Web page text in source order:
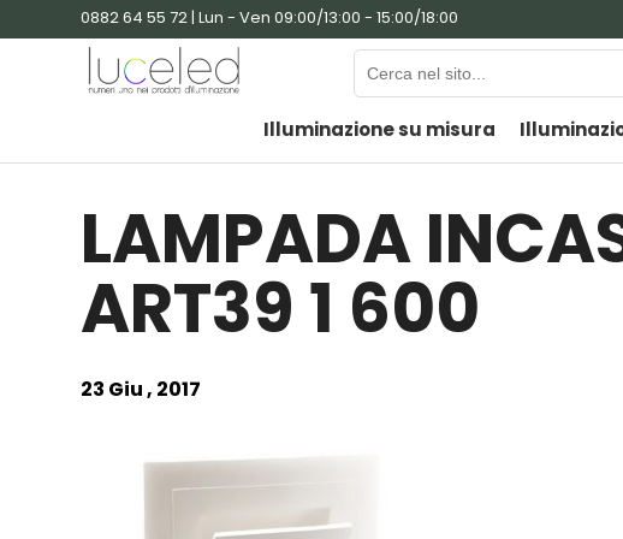
0882 64 55 72 | Lun - Ven 09:00/13:00 - 15:00/18:00
Illuminazione su misura
LAMPADA
ART39 1 600
23 Giu , 2017